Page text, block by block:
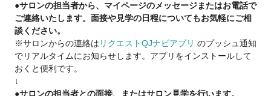
安心して働ける環境で楽しく♪
《雑誌の撮影・メイク》
《産休育休→復帰支援》
《土日休み＆有休休暇》
初めての転職の方もしっかりサポート！
働き方で悩んでいる方はご相談下さい♪
●サロンの担当者から、マイページのメッセージまたはお電話で
ご連絡いたします。面接や見学の日程についてもお気軽にご相
談ください。
※サロンからの連絡は リクエストQJナビアプリ のプッシュ通知
でリアルタイムにお知らせします。アプリをインストールして
おくと便利です。
↓
●サロンの担当者との面接、またはサロン見学を行います。